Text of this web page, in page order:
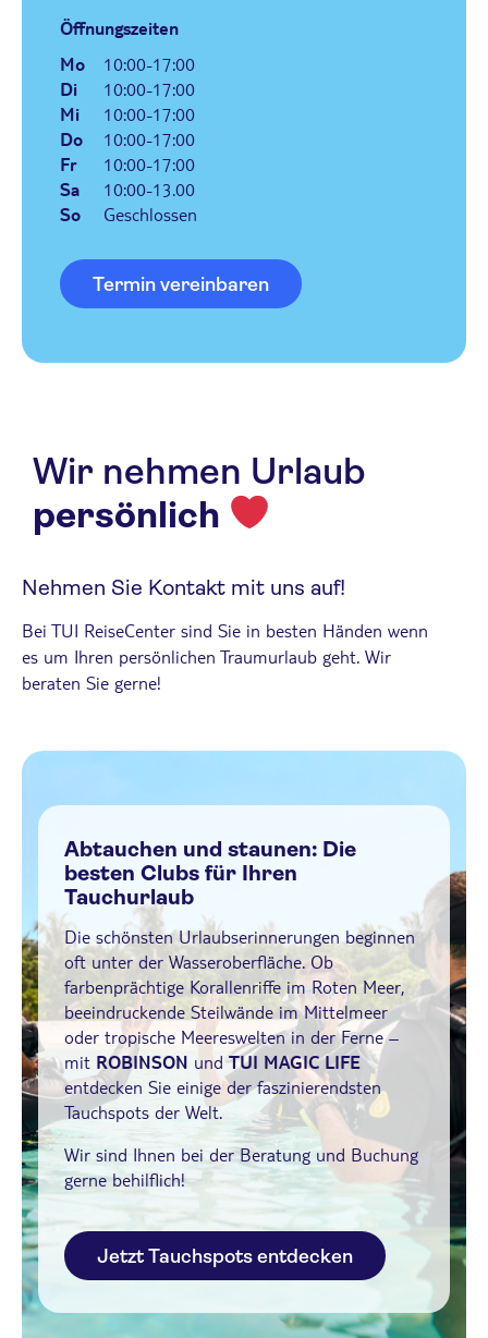
Öffnungszeiten
Mo
10:00-17:00
Di
10:00-17:00
Mi
10:00-17:00
Do
10:00-17:00
Fr
10:00-17:00
Sa
10:00-13.00
So
Geschlossen
Termin vereinbaren
Wir nehmen Urlaub
persönlich
Nehmen Sie Kontakt mit uns auf!
Bei TUI ReiseCenter sind Sie in besten Händen wenn
es um Ihren persönlichen Traumurlaub geht. Wir
beraten Sie gerne!
Abtauchen und staunen: Die
besten Clubs für Ihren
Tauchurlaub
Die schönsten Urlaubserinnerungen beginnen
oft unter der Wasseroberfläche. Ob
farbenprächtige Korallenriffe im Roten Meer,
beeindruckende Steilwände im Mittelmeer
oder tropische Meereswelten in der Ferne –
mit ROBINSON undTUI MAGIC LIFE
entdecken Sie einige der faszinierendsten
Tauchspots der Welt.
Wir sind Ihnen bei der Beratung und Buchung
gerne behilflich!
Jetzt Tauchspots entdecken